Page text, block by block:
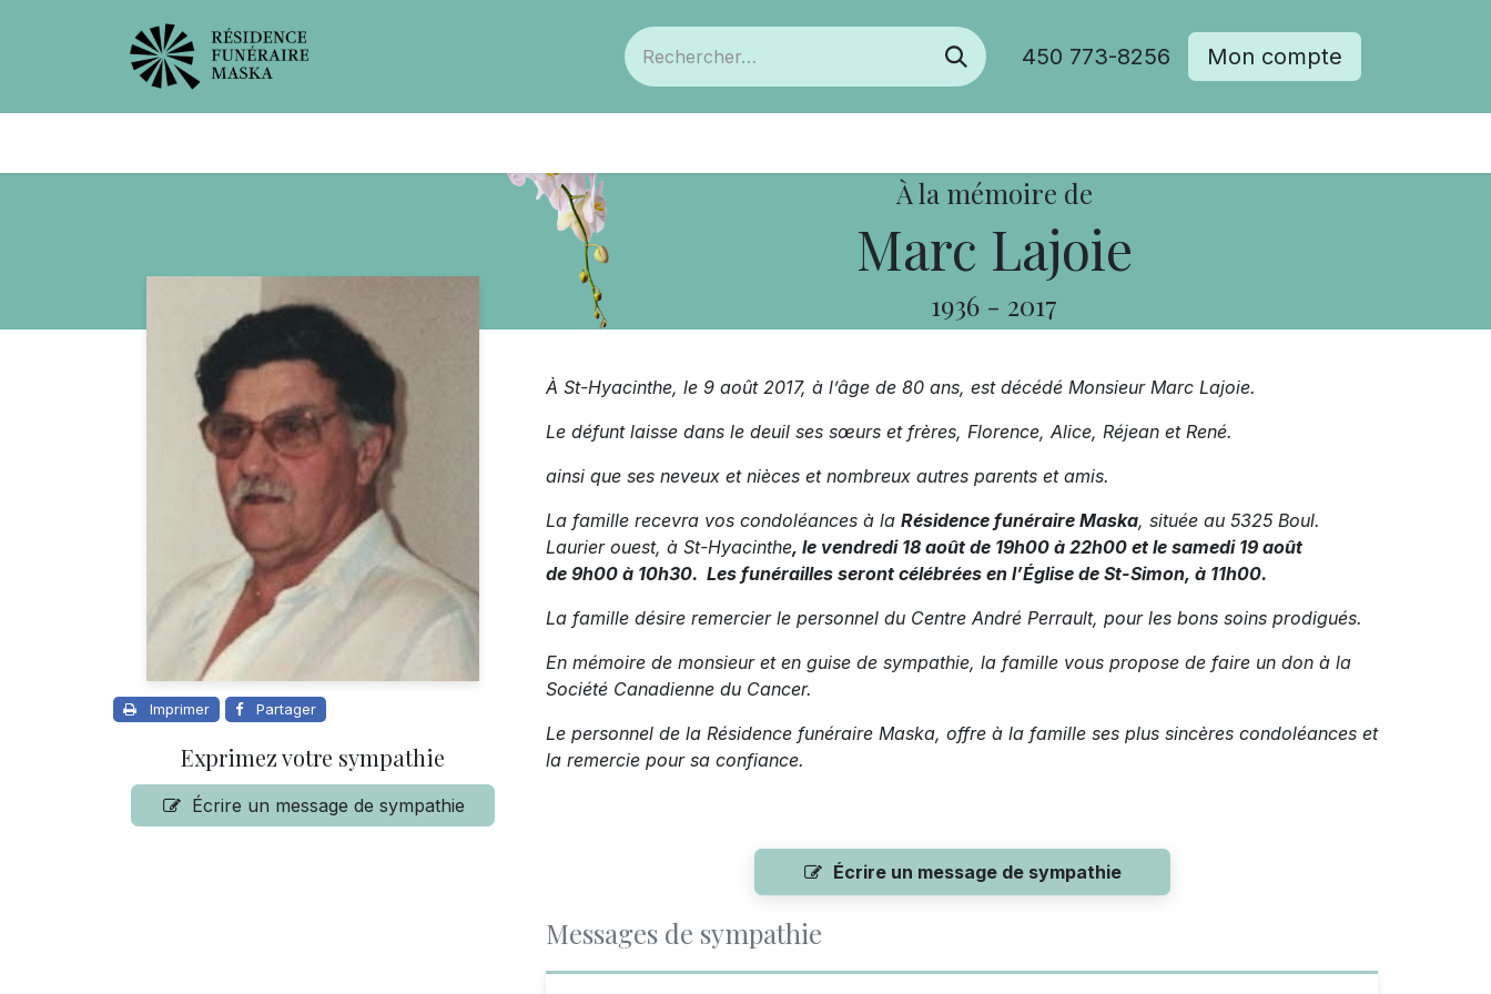
450 773-8256 Mon compte
À la mémoire de
Marc Lajoie
1936 - 2017
Imprimer Partager
Exprimez votre sympathie
Écrire un message de sympathie
À St-Hyacinthe, le 9 août 2017, à l’âge de 80 ans, est décédé Monsieur Marc Lajoie.
Le défunt laisse dans le deuil ses sœurs et frères, Florence, Alice, Réjean et René.
ainsi que ses neveux et nièces et nombreux autres parents et amis.
La famille recevra vos condoléances à la Résidence funéraire Maska, située au 5325 Boul.
Laurier ouest, à St-Hyacinthe, le vendredi 18 août de 19h00 à 22h00 et le samedi 19 août
de 9h00 à 10h30. Les funérailles seront célébrées en l’Église de St-Simon, à 11h00.
La famille désire remercier le personnel du Centre André Perrault, pour les bons soins prodigués.
En mémoire de monsieur et en guise de sympathie, la famille vous propose de faire un don à la
Société Canadienne du Cancer.
Le personnel de la Résidence funéraire Maska, offre à la famille ses plus sincères condoléances et
la remercie pour sa confiance.
Écrire un message de sympathie
Messages de sympathie